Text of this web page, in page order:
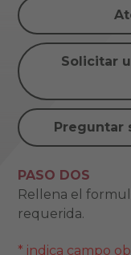
Solicitar
Preguntar
PASO DOS
Rellena el
requerida.